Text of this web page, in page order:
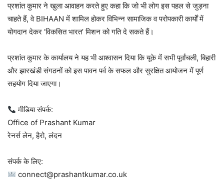
प्रशांत कुमार ने खुला आवाहन करते हुए कहा कि जो भी लोग इस पहल से जुड़ना
चाहते हैं, वे BIHAAN में शामिल होकर विभिन्न सामाजिक व परोपकारी कार्यों में
योगदान देकर ‘विकसित भारत’ मिशन को गति दे सकते हैं।
प्रशांत कुमार के कार्यालय ने यह भी आश्वासन दिया कि यूके में सभी पूर्वांचली, बिहारी
और झारखंडी संगठनों को इस पावन पर्व के सफल और सुरक्षित आयोजन में पूर्ण
सहयोग दिया जाएगा।
मीडिया संपर्क:
Office of Prashant Kumar
रेनर्स लेन, हैरो, लंदन
संपर्क के लिए:
connect@prashantkumar.co.uk